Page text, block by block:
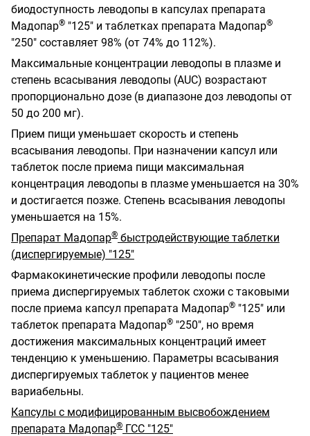
биодоступность леводопы в капсулах препарата
Мадопар® "125" и таблетках препарата Мадопар®
"250" составляет 98% (от 74% до 112%).
Максимальные концентрации леводопы в плазме и
степень всасывания леводопы (AUC) возрастают
пропорционально дозе (в диапазоне доз леводопы от
50 до 200 мг).
Прием пищи уменьшает скорость и степень
всасывания леводопы. При назначении капсул или
таблеток после приема пищи максимальная
концентрация леводопы в плазме уменьшается на 30%
и достигается позже. Степень всасывания леводопы
уменьшается на 15%.
Препарат Мадопар® быстродействующие таблетки
(диспергируемые) "125"
Фармакокинетические профили леводопы после
приема диспергируемых таблеток схожи с таковыми
после приема капсул препарата Мадопар® "125" или
таблеток препарата Мадопар® "250", но время
достижения максимальных концентраций имеет
тенденцию к уменьшению. Параметры всасывания
диспергируемых таблеток у пациентов менее
вариабельны.
Капсулы с модифицированным высвобождением
препарата Мадопар® ГСС "125"